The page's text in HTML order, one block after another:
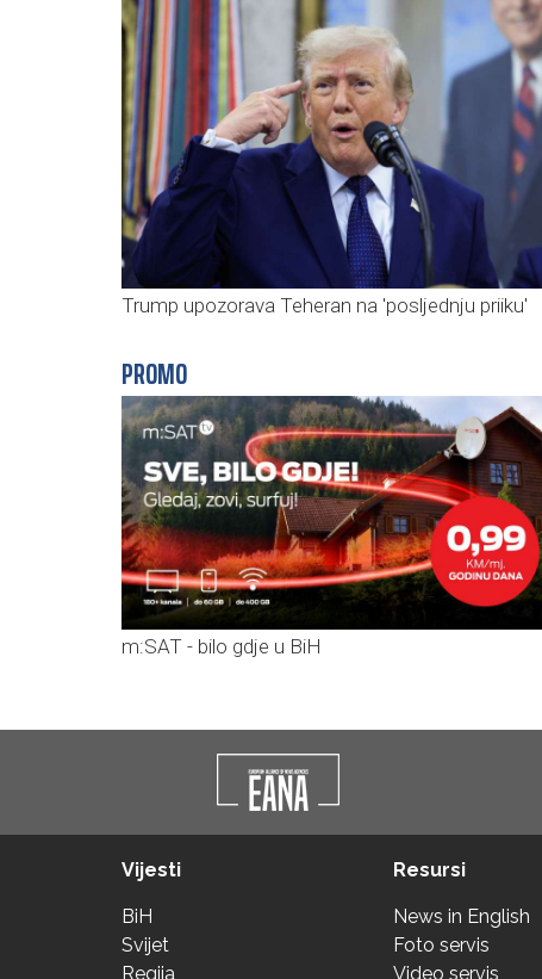
Trump upozorava Teheran na 'posljednju priiku'
PROMO
m:SAT - bilo gdje u BiH
Vijesti
BiH
Svijet
Regija
Resursi
News in English
Foto servis
Video servis